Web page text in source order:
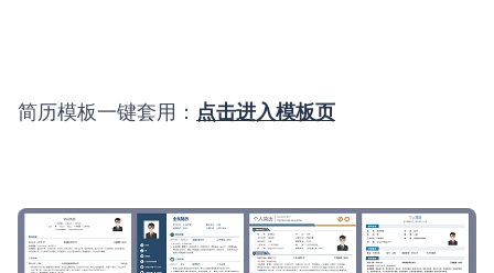
简历模板一键套用： 点击进入模板页